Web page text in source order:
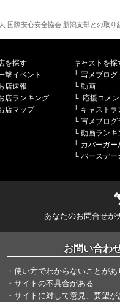
国際安心安全協会 新潟支部との取り
を探す
撃イベント
店速報
店ランキング
店マップ
キャストを探
└ 写メブログ
└ 動画
└ 応援コメ
└ キャストラ
└ 写メブログ
└ 動画ランキ
└ カバーガー
└ バースデー
あなたのお問合せが
お問い合わ
・使い方でわからないことが
・サイトの不具合がある
・サイトに対して意見、要望が